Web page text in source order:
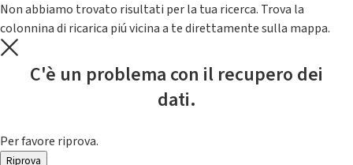
Non abbiamo trovato risultati per la tua ricerca. Trova la
colonnina di ricarica piú vicina a te direttamente sulla mappa.
C'è un problema con il recupero dei
dati.
Per favore riprova.
Riprova